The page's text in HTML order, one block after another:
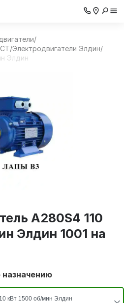
/
/Электродвигатели Элдин/
Элдин
А280S4 110
Элдин 1001 на
назначению